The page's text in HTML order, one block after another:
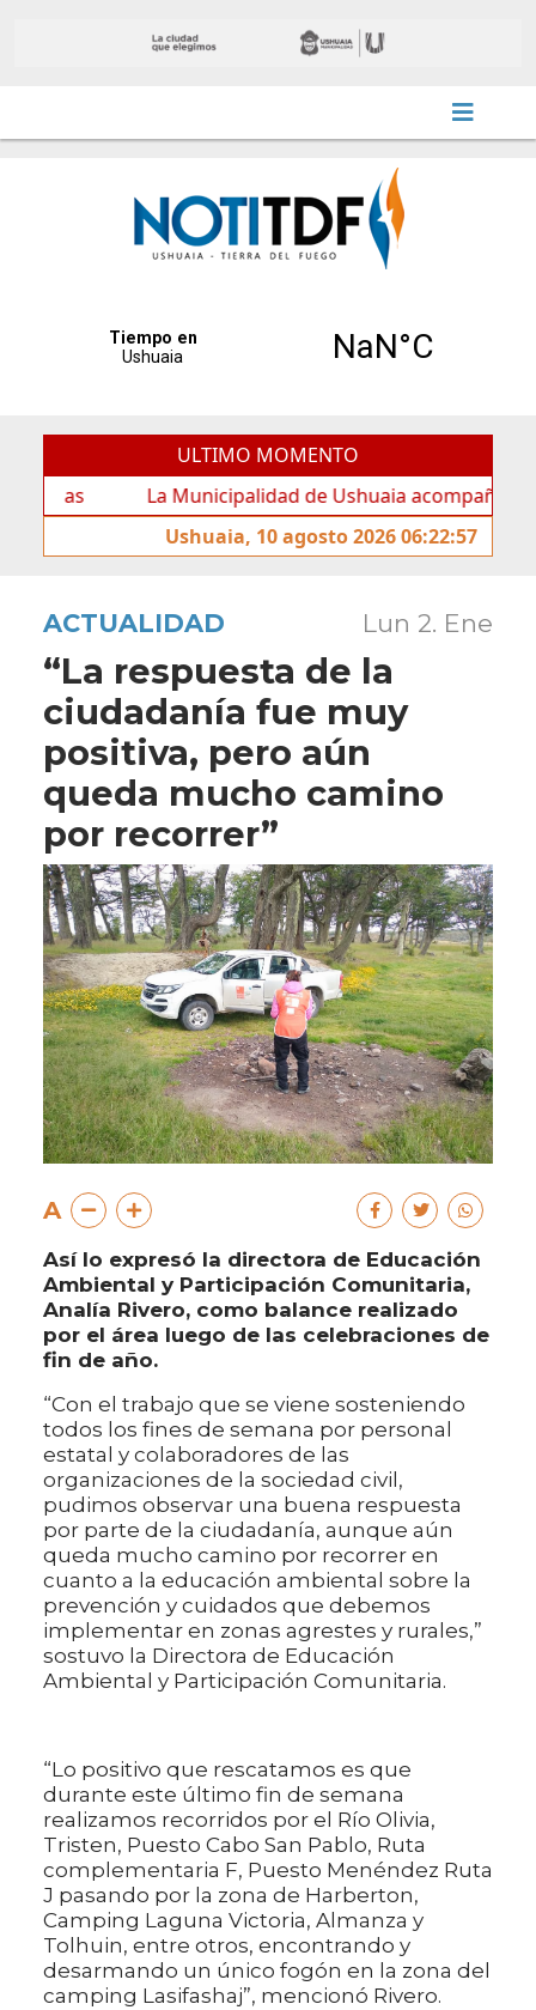
ULTIMO MOMENTO
La Municipalidad de Ushuaia acompañó los
Ushuaia, 10 agosto 2026 06:22:57
ACTUALIDAD Lun 2. Ene
“La respuesta de la
ciudadanía fue muy
positiva, pero aún
queda mucho camino
por recorrer”
A
Así lo expresó la directora de Educación
Ambiental y Participación Comunitaria,
Analía Rivero, como balance realizado
por el área luego de las celebraciones de
fin de año.
“Con el trabajo que se viene sosteniendo
todos los fines de semana por personal
estatal y colaboradores de las
organizaciones de la sociedad civil,
pudimos observar una buena respuesta
por parte de la ciudadanía, aunque aún
queda mucho camino por recorrer en
cuanto a la educación ambiental sobre la
prevención y cuidados que debemos
implementar en zonas agrestes y rurales,”
sostuvo la Directora de Educación
Ambiental y Participación Comunitaria.
“Lo positivo que rescatamos es que
durante este último fin de semana
realizamos recorridos por el Río Olivia,
Tristen, Puesto Cabo San Pablo, Ruta
complementaria F, Puesto Menéndez Ruta
J pasando por la zona de Harberton,
Camping Laguna Victoria, Almanza y
Tolhuin, entre otros, encontrando y
desarmando un único fogón en la zona del
camping Lasifashaj”, mencionó Rivero.